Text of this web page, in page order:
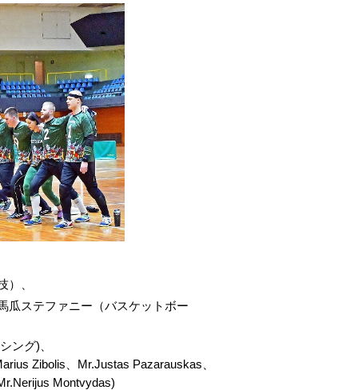
、
瓜ステファニー（バスケットボー
ング)、
Zibolis、Mr.Justas Pazarauskas、
Montvydas)